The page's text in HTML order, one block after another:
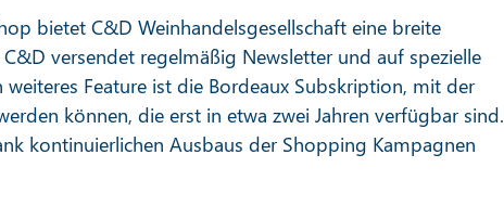
bietet C&D Weinhandelsgesellschaft eine breite
versendet regelmäßig Newsletter und auf spezielle
Feature ist die Bordeaux Subskription, mit der
können, die erst in etwa zwei Jahren verfügbar sind.
kontinuierlichen Ausbaus der Shopping Kampagnen